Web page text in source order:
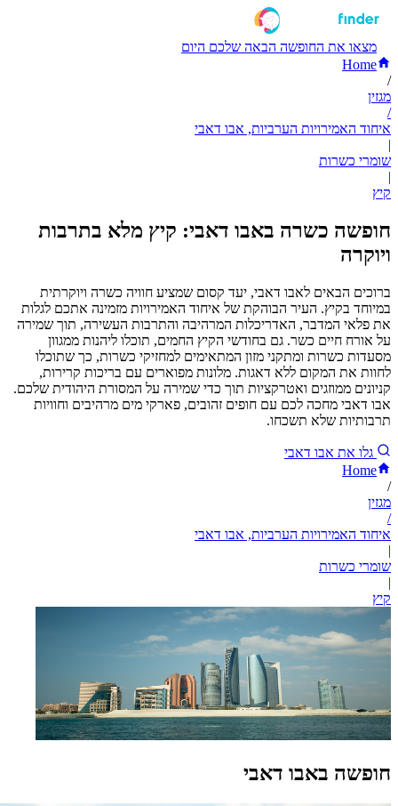
מצאו את החופשה הבאה שלכם היום
Home
/
מגזין
/
איחוד האמירויות הערביות, אבו דאבי
|
שומרי כשרות
|
קיץ
חופשה כשרה באבו דאבי: קיץ מלא בתרבות
ויוקרה
ברוכים הבאים לאבו דאבי, יעד קסום שמציע חוויה כשרה ויוקרתית
במיוחד בקיץ. העיר הבוהקת של איחוד האמירויות מזמינה אתכם לגלות
את פלאי המדבר, האדריכלות המרהיבה והתרבות העשירה, תוך שמירה
על אורח חיים כשר. גם בחודשי הקיץ החמים, תוכלו ליהנות ממגוון
מסעדות כשרות ומתקני מזון המתאימים למחזיקי כשרות, כך שתוכלו
לחוות את המקום ללא דאגות. מלונות מפוארים עם בריכות קרירות,
קניונים ממוזגים ואטרקציות תוך כדי שמירה על המסורת היהודית שלכם.
אבו דאבי מחכה לכם עם חופים זהובים, פארקי מים מרהיבים וחוויות
תרבותיות שלא תשכחו.
גלו את אבו דאבי
Home
/
מגזין
/
איחוד האמירויות הערביות, אבו דאבי
|
שומרי כשרות
|
קיץ
חופשה באבו דאבי